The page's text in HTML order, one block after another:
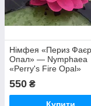
Німфея «Периз Фаєр
Опал» — Nymphaea
«Perry's Fire Opal»
(молода рослина,
550 ₴